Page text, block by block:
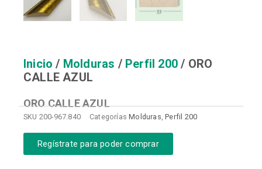
Inicio / Molduras / Perfil 200 / ORO
CALLE AZUL
ORO CALLE AZUL
SKU 200-967.840 Categorías Molduras,Perfil 200
Regístrate para poder comprar